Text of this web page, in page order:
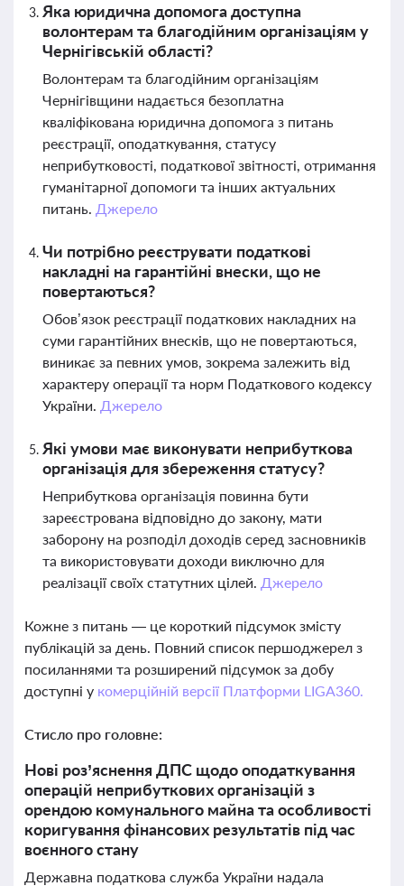
Яка юридична допомога доступна
волонтерам та благодійним організаціям у
Чернігівській області?
Волонтерам та благодійним організаціям
Чернігівщини надається безоплатна
кваліфікована юридична допомога з питань
реєстрації, оподаткування, статусу
неприбутковості, податкової звітності, отримання
гуманітарної допомоги та інших актуальних
питань. Джерело
Чи потрібно реєструвати податкові
накладні на гарантійні внески, що не
повертаються?
Обов’язок реєстрації податкових накладних на
суми гарантійних внесків, що не повертаються,
виникає за певних умов, зокрема залежить від
характеру операції та норм Податкового кодексу
України. Джерело
Які умови має виконувати неприбуткова
організація для збереження статусу?
Неприбуткова організація повинна бути
зареєстрована відповідно до закону, мати
заборону на розподіл доходів серед засновників
та використовувати доходи виключно для
реалізації своїх статутних цілей. Джерело
Кожне з питань — це короткий підсумок змісту
публікацій за день. Повний список першоджерел з
посиланнями та розширений підсумок за добу
доступні у комерційній версії Платформи LIGA360.
Стисло про головне:
Нові роз’яснення ДПС щодо оподаткування
операцій неприбуткових організацій з
орендою комунального майна та особливості
коригування фінансових результатів під час
воєнного стану
Державна податкова служба України надала